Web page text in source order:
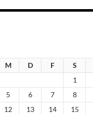
M D F S
1
5 6 7 8
12 13 14 15